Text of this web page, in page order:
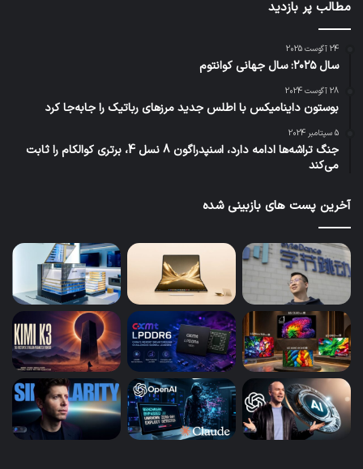
مطالب پر بازدید
24 آگوست 2025
سال ۲۰۲۵: سال جهانی کوانتوم
28 آگوست 2024
بوستون داینامیکس با اطلس جدید مرزهای رباتیک را جابه‌جا کرد
5 سپتامبر 2024
جنگ تراشه‌ها ادامه دارد، اسنپدراگون 8 نسل 4، برتری کوالکام را ثابت
می‌کند
آخرین پست های بازبینی شده